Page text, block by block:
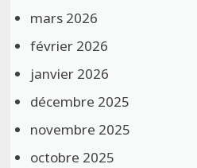
mars 2026
février 2026
janvier 2026
décembre 2025
novembre 2025
octobre 2025